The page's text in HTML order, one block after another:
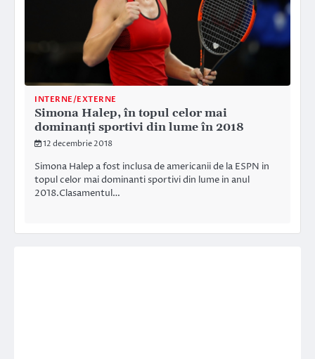
INTERNE/EXTERNE
Simona Halep, în topul celor mai
dominanţi sportivi din lume în 2018
12 decembrie 2018
Simona Halep a fost inclusa de americanii de la ESPN in
topul celor mai dominanti sportivi din lume in anul
2018.Clasamentul…